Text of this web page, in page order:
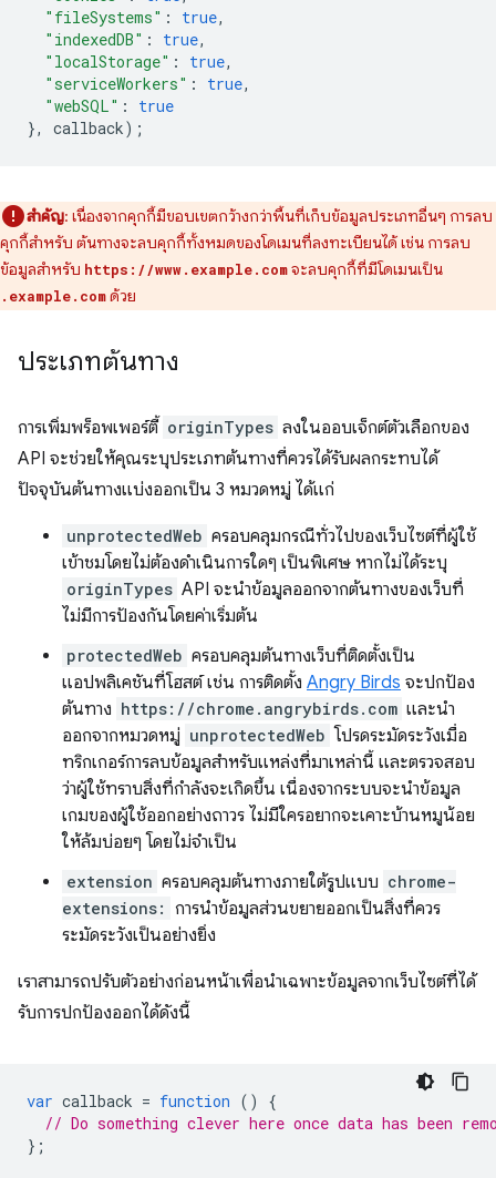
"fileSystems" : true,
"indexedDB" : true,
"localStorage" : true,
"serviceWorkers" : true,
"webSQL" :
true
},
callback);
สำคัญ: เนื่องจากคุกกี้มีขอบเขตกว้างกว่าพื้นที่เก็บข้อมูลประเภทอื่นๆ การลบ
คุกกี้สำหรับ ต้นทางจะลบคุกกี้ทั้งหมดของโดเมนที่ลงทะเบียนได้ เช่น การลบ
ข้อมูลสำหรับ https://www.example.comจะลบคุกกี้ที่มีโดเมนเป็น
.example.comด้วย
ประเภทต้นทาง
การเพิ่มพร็อพเพอร์ตี้ originTypes ลงในออบเจ็กต์ตัวเลือกของ
API จะช่วยให้คุณระบุประเภทต้นทางที่ควรได้รับผลกระทบได้
ปัจจุบันต้นทางแบ่งออกเป็น 3 หมวดหมู่ ได้แก่
unprotectedWeb ครอบคลุมกรณีทั่วไปของเว็บไซต์ที่ผู้ใช้
เข้าชมโดยไม่ต้องดำเนินการใดๆ เป็นพิเศษ หากไม่ได้ระบุ
originTypes API จะนำข้อมูลออกจากต้นทางของเว็บที่
ไม่มีการป้องกันโดยค่าเริ่มต้น
protectedWeb ครอบคลุมต้นทางเว็บที่ติดตั้งเป็น
แอปพลิเคชันที่โฮสต์ เช่น การติดตั้ง Angry Birds จะปกป้อง
ต้นทาง https://chrome.angrybirds.com และนำ
ออกจากหมวดหมู่ unprotectedWeb โปรดระมัดระวังเมื่อ
ทริกเกอร์การลบข้อมูลสำหรับแหล่งที่มาเหล่านี้ และตรวจสอบ
ว่าผู้ใช้ทราบสิ่งที่กำลังจะเกิดขึ้น เนื่องจากระบบจะนำข้อมูล
เกมของผู้ใช้ออกอย่างถาวร ไม่มีใครอยากจะเคาะบ้านหมูน้อย
ให้ล้มบ่อยๆ โดยไม่จำเป็น
extension ครอบคลุมต้นทางภายใต้รูปแบบ chrome-
extensions: การนำข้อมูลส่วนขยายออกเป็นสิ่งที่ควร
ระมัดระวังเป็นอย่างยิ่ง
เราสามารถปรับตัวอย่างก่อนหน้าเพื่อนำเฉพาะข้อมูลจากเว็บไซต์ที่ได้
รับการปกป้องออกได้ดังนี้
var callback = function ()
{
// Do something clever here once data has been
};